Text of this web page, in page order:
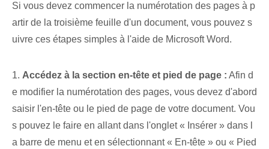
Si vous devez commencer la numérotation des pages à p
artir de la troisième feuille d'un document, vous pouvez s
uivre ces étapes simples à l'aide de Microsoft Word.
1. Accédez à la section en-tête et pied de page : Afin d
e modifier la numérotation des pages, vous devez d'abord
saisir l'en-tête ou le pied de page de votre document. Vou
s pouvez le faire en allant dans l'onglet « Insérer » dans l
a barre de menu et en sélectionnant « En-tête » ou « Pied